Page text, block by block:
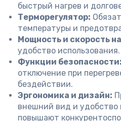
быстрый нагрев и
Терморегулятор:
температуры и
Мощность и скорость
удобство использования.
Функции безопасности:
отключение при
бездействии.
Эргономика и дизайн:
внешний вид и удобство
повышают